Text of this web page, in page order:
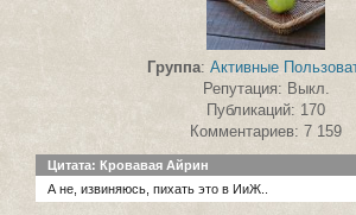
Группа: Активные
Репутация: Выкл.
Публикаций: 170
Комментариев: 7 159
Цитата: Кровавая Айрин
А не, извиняюсь, пихать это в ИиЖ..